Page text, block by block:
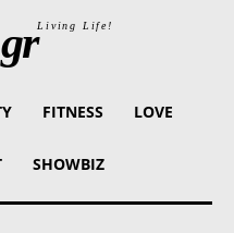
Living Life!
FITNESS LOVE
SHOWBIZ